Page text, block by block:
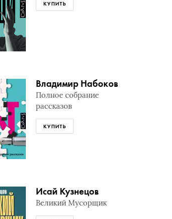
КУПИТЬ
Владимир Набоков
Полное собрание
рассказов
КУПИТЬ
Исай Кузнецов
Великий Мусорщик